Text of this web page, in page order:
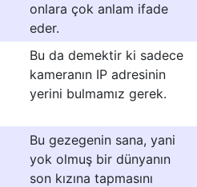
onlara çok anlam ifade
eder.
Bu da demektir ki sadece
kameranın IP adresinin
yerini bulmamız gerek.
Bu gezegenin sana, yani
yok olmuş bir dünyanın
son kızına tapmasını